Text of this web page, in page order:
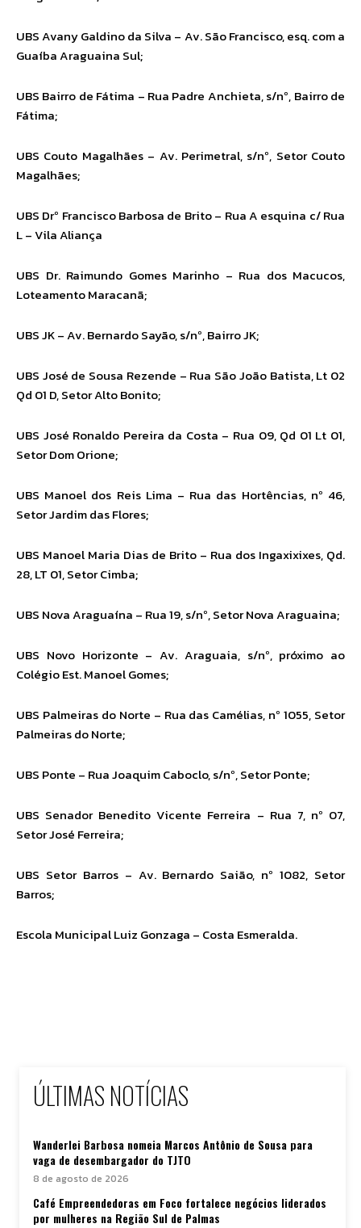
UBS Avany Galdino da Silva – Av. São Francisco, esq. com a
Guaíba Araguaina Sul;
UBS Bairro de Fátima – Rua Padre Anchieta, s/nº, Bairro de
Fátima;
UBS Couto Magalhães – Av. Perimetral, s/nº, Setor Couto
Magalhães;
UBS Drº Francisco Barbosa de Brito – Rua A esquina c/ Rua
L – Vila Aliança
UBS Dr. Raimundo Gomes Marinho – Rua dos Macucos,
Loteamento Maracanã;
UBS JK – Av. Bernardo Sayão, s/nº, Bairro JK;
UBS José de Sousa Rezende – Rua São João Batista, Lt 02
Qd 01 D, Setor Alto Bonito;
UBS José Ronaldo Pereira da Costa – Rua 09, Qd 01 Lt 01,
Setor Dom Orione;
UBS Manoel dos Reis Lima – Rua das Hortências, nº 46,
Setor Jardim das Flores;
UBS Manoel Maria Dias de Brito – Rua dos Ingaxixixes, Qd.
28, LT 01, Setor Cimba;
UBS Nova Araguaína – Rua 19, s/nº, Setor Nova Araguaina;
UBS Novo Horizonte – Av. Araguaia, s/nº, próximo ao
Colégio Est. Manoel Gomes;
UBS Palmeiras do Norte – Rua das Camélias, nº 1055, Setor
Palmeiras do Norte;
UBS Ponte – Rua Joaquim Caboclo, s/nº, Setor Ponte;
UBS Senador Benedito Vicente Ferreira – Rua 7, nº 07,
Setor José Ferreira;
UBS Setor Barros – Av. Bernardo Saião, nº 1082, Setor
Barros;
Escola Municipal Luiz Gonzaga – Costa Esmeralda.
ÚLTIMAS NOTÍCIAS
Wanderlei Barbosa nomeia Marcos Antônio de Sousa para
vaga de desembargador do TJTO
8 de agosto de 2026
Café Empreendedoras em Foco fortalece negócios liderados
por mulheres na Região Sul de Palmas